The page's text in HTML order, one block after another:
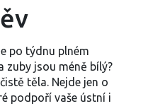
po týdnu plném
zuby jsou méně bílý?
těla. Nejde jen o
podpoří vaše ústní i